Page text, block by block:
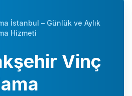
Kiralama
İstanbul – Günlük ve Aylık
Hizmeti
Vinç